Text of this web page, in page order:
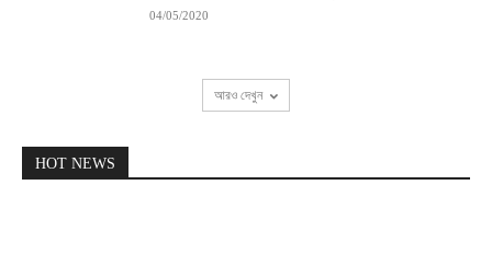
04/05/2020
আরও দেখুন
HOT NEWS